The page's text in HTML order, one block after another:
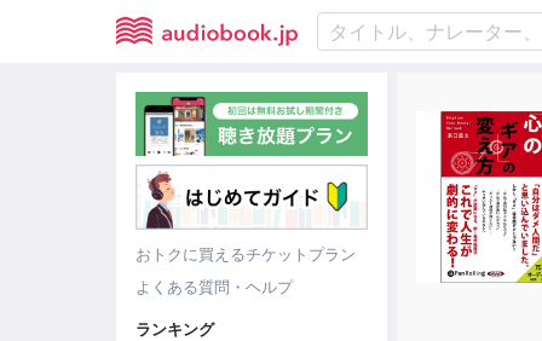
おトクに買えるチケットプラン
よくある質問・ヘルプ
ランキング